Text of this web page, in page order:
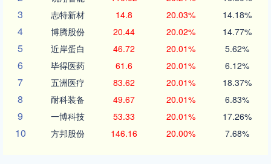
3 志特新材 14.8 20.03% 14.18%
4 博腾股份 20.44 20.02% 14.77%
5 近岸蛋白 46.72 20.01% 5.62%
6 毕得医药 61.6 20.01% 6.12%
7 五洲医疗 83.62 20.01% 18.37%
8 耐科装备 49.67 20.01% 6.83%
9 一博科技 53.33 20.01% 17.26%
10 方邦股份 146.16 20.00% 7.68%